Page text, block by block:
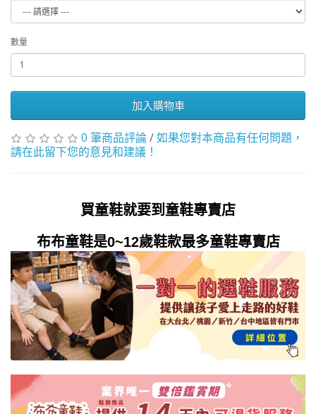
數量
加入購物車
0 筆商品評論/如果您對本商品有任何問題，
請在此留下您的意見和建議！
買童鞋就要到童鞋專賣店
布布童鞋是0~12歲鞋款最多童鞋專賣店